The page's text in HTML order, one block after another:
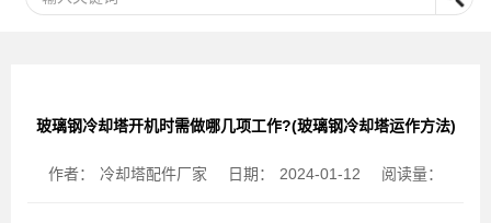
玻璃钢冷却塔开机时需做哪几项工作?(玻璃钢冷却塔运作方法)
作者： 冷却塔配件厂家 日期： 2024-01-12 阅读量：